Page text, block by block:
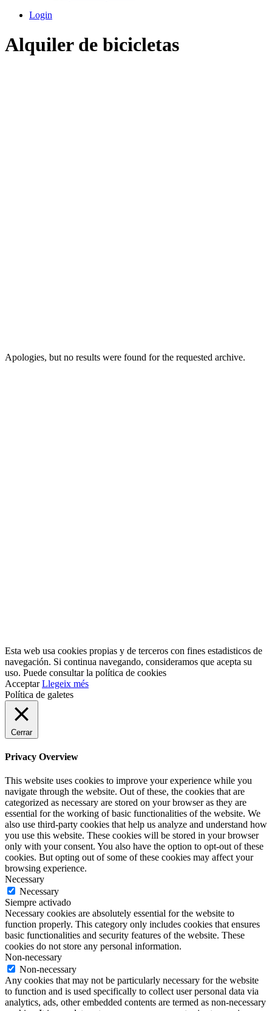
Login
Alquiler de bicicletas
Apologies, but no results were found for the requested archive.
Esta web usa cookies propias y de terceros con fines estadisticos de
navegación. Si continua navegando, consideramos que acepta su
uso. Puede consultar la política de cookies
Acceptar Llegeix més
Política de galetes
Cerrar
Privacy Overview
This website uses cookies to improve your experience while you
navigate through the website. Out of these, the cookies that are
categorized as necessary are stored on your browser as they are
essential for the working of basic functionalities of the website. We
also use third-party cookies that help us analyze and understand how
you use this website. These cookies will be stored in your browser
only with your consent. You also have the option to opt-out of these
cookies. But opting out of some of these cookies may affect your
browsing experience.
Necessary
Necessary
Siempre activado
Necessary cookies are absolutely essential for the website to
function properly. This category only includes cookies that ensures
basic functionalities and security features of the website. These
cookies do not store any personal information.
Non-necessary
Non-necessary
Any cookies that may not be particularly necessary for the website
to function and is used specifically to collect user personal data via
analytics, ads, other embedded contents are termed as non-necessary